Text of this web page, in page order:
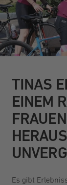
TINAS
EINEM
Es gibt